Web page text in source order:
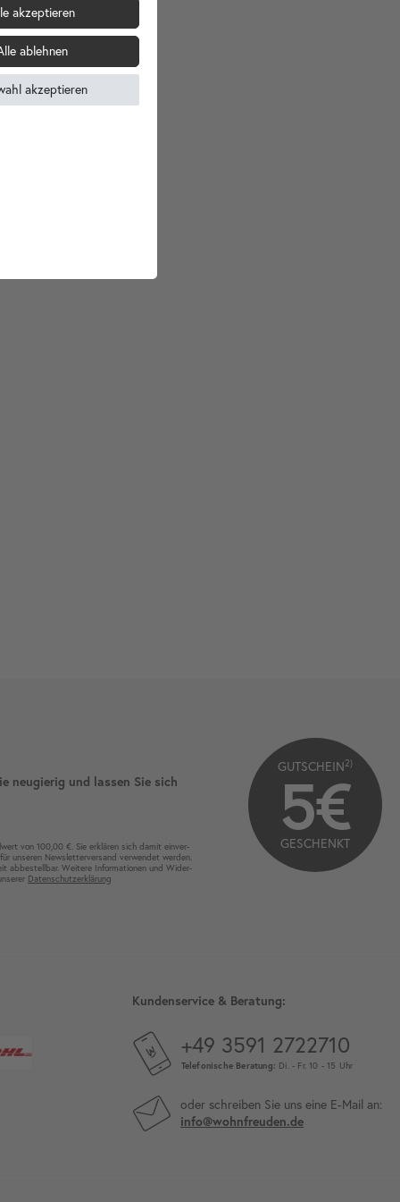
neugierig und lassen Sie sich
von 100,00 €. Sie erklären sich damit ein­ver­
unseren News­letter­versand ver­wen­det werden.
ab­bestel­lbar. Weitere Infor­mationen und Wider­
Daten­schutz­erklärung
GUTSCHEIN2)
5€
GESCHENKT
Kundenservice & Beratung:
+49 3591 2722710
Telefonische Beratung: Di. - Fr. 10 - 15 Uhr
oder schreiben Sie uns eine E-Mail an:
info@wohnfreuden.de
akzeptieren
ablehnen
akzeptieren